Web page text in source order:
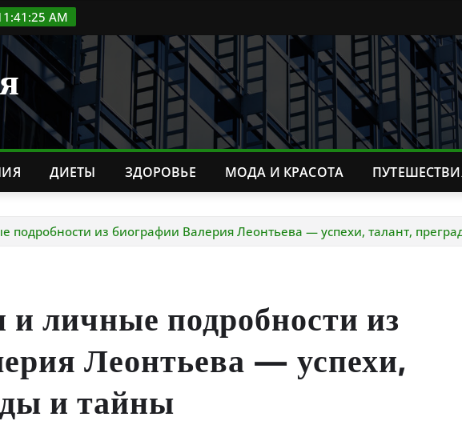
AM
ДИЕТЫ ЗДОРОВЬЕ МОДА И КРАСОТА
подробности из биографии Валерия Леонтьева — успехи, талант,
личные подробности из
Леонтьева — успехи,
и тайны